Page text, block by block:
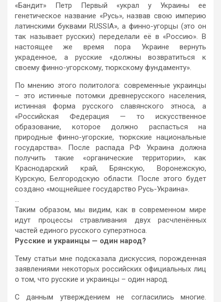
«Бандит» Петр Первый «украл у Украины ее
генетическое название «Русь», назвав свою империю
латинскими буквами RUSSIA», а финно-угорцы (это он
так называет русских) переделали её в «Россию». В
настоящее же время пора Украине вернуть
украденное, а русские «должны возвратиться к
своему финно-угорскому, тюркскому фундаменту».
По мнению этого политолога: современные украинцы
– это истинные потомки древнерусского населения,
истинная форма русского славянского этноса, а
«Российская Федерация — то искусственное
образование, которое должно распасться на
природные финно-угорские, тюркские национальные
государства». После распада РФ Украина должна
получить такие «органические территории», как
Краснодарский край, Брянскую, Воронежскую,
Курскую, Белгородскую области. После этого будет
создано «мощнейшее государство Русь-Украина».
…
Таким образом, мы видим, как в современном мире
идут процессы стравливания двух расчленённых
частей единого русского суперэтноса.
Русские и украинцы — один народ?
Тему статьи мне подсказала дискуссия, порожденная
заявлениями некоторых российских официальных лиц
о том, что русские и украинцы – один народ.
С данным утверждением не согласились многие.